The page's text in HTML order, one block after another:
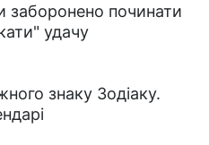
заборонено починати
удачу
знаку Зодіаку.